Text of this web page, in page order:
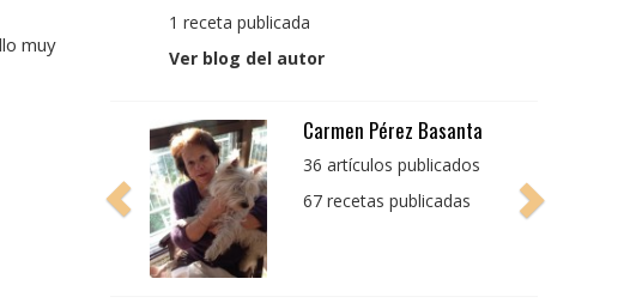
muy
1 receta publicada
Ver blog del autor
Pedro Manuel Collado
Cruz
producto bien tratado